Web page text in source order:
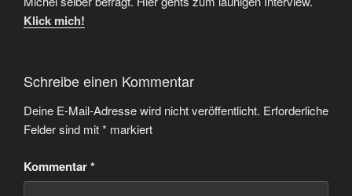
Klick mich!
Schreibe einen Kommentar
Deine E-Mail-Adresse wird nicht veröffentlicht. Erforderliche
Felder sind mit* markiert
Kommentar*